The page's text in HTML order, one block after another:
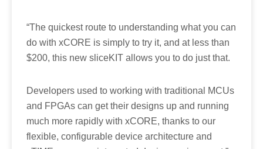
“The quickest route to understanding what you can
do with xCORE is simply to try it, and at less than
$200, this new sliceKIT allows you to do just that.
Developers used to working with traditional MCUs
and FPGAs can get their designs up and running
much more rapidly with xCORE, thanks to our
flexible, configurable device architecture and